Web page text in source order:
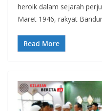
heroik dalam sejarah
Maret 1946, rakyat
Read More